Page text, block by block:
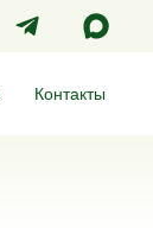
Контакты